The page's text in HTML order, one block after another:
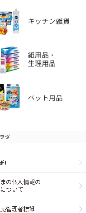
ダ
の個人情報の
ついて
管理者標識